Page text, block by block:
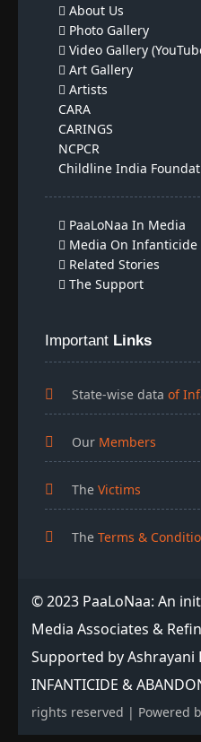
About Us
Photo Gallery
Video Gallery
Art Gallery
Artists
CARA
CARINGS
NCPCR
Childline India
PaaLoNaa In Media
Media On Infanticide
Related Stories
The Support
Important Links
State-wise data of
Our Members
The Victims
The Terms &
© 2023 PaaLoNaa: An
Media Associates &
Supported by
INFANTICIDE &
rights reserved | Powered